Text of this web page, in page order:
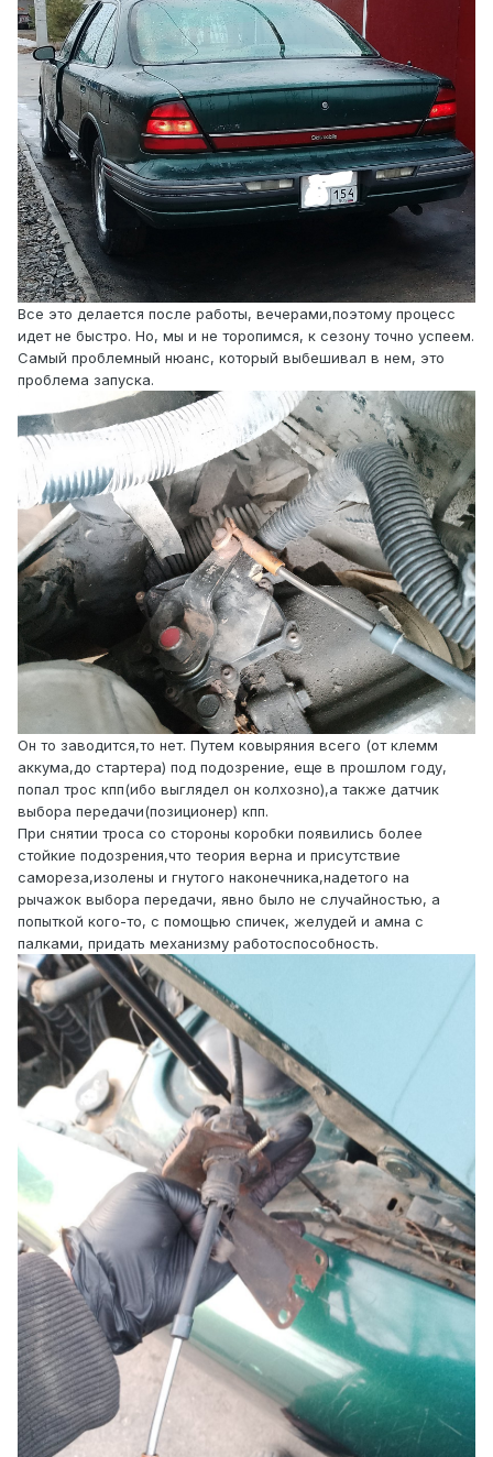
Все это делается после работы, вечерами,поэтому процесс
идет не быстро. Но, мы и не торопимся, к сезону точно успеем.
Самый проблемный нюанс, который выбешивал в нем, это
проблема запуска.
Он то заводится,то нет. Путем ковыряния всего (от клемм
аккума,до стартера) под подозрение, еще в прошлом году,
попал трос кпп(ибо выглядел он колхозно),а также датчик
выбора передачи(позиционер) кпп.
При снятии троса со стороны коробки появились более
стойкие подозрения,что теория верна и присутствие
самореза,изолены и гнутого наконечника,надетого на
рычажок выбора передачи, явно было не случайностью, а
попыткой кого-то, с помощью спичек, желудей и амна с
палками, придать механизму работоспособность.